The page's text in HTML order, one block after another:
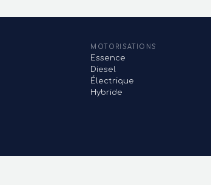
MOTORISATIONS
Essence
Diesel
Électrique
Hybride